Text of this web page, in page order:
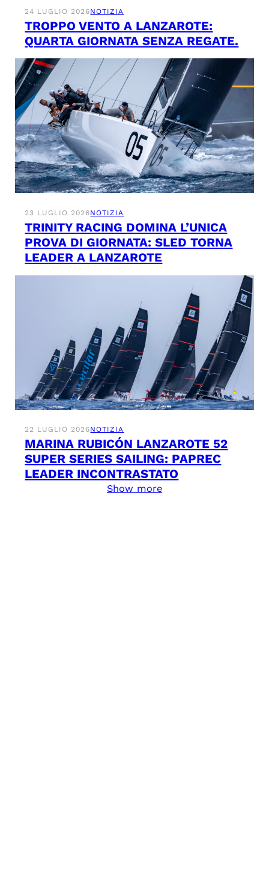
24 LUGLIO 2026NOTIZIA
TROPPO VENTO A LANZAROTE:
QUARTA GIORNATA SENZA REGATE.
23 LUGLIO 2026NOTIZIA
TRINITY RACING DOMINA L’UNICA
PROVA DI GIORNATA: SLED TORNA
LEADER A LANZAROTE
22 LUGLIO 2026NOTIZIA
MARINA RUBICÓN LANZAROTE 52
SUPER SERIES SAILING: PAPREC
LEADER INCONTRASTATO
Show more